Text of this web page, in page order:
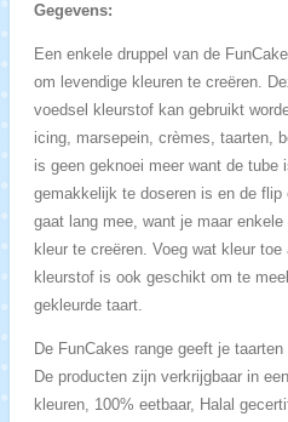
Gegevens:
Een enkele druppel van de
om levendige kleuren te creëren.
voedsel kleurstof kan gebruikt
icing, marsepein, crèmes, taarten,
is geen geknoei meer want de
gemakkelijk te doseren is en de
gaat lang mee, want je maar
kleur te creëren. Voeg wat kleur
kleurstof is ook geschikt om te
gekleurde taart.
De FunCakes range geeft je
De producten zijn verkrijgbaar in
kleuren, 100% eetbaar, Halal